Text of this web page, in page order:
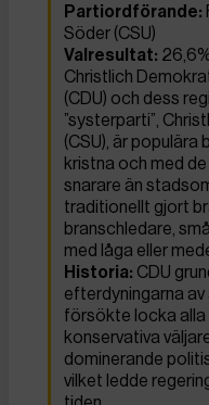
Partiordförande:
Söder (CSU)
Valresultat:
Christlich
(CDU) och dess
”systerparti”,
(CSU), är populära
kristna och med
snarare än
traditionellt gjort
branschledare,
med låga eller
Historia: CDU
efterdyningarna
försökte locka alla
konservativa
dominerande
vilket ledde